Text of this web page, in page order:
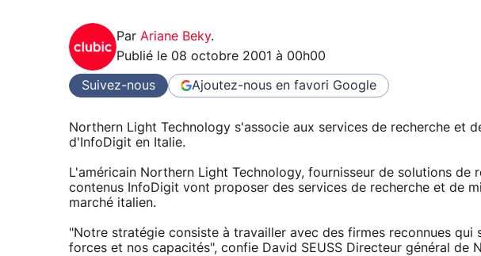
Par Ariane Beky.
Publié le 08 octobre 2001 à 00h00
Suivez-nous Ajoutez-nous en favori Google
Northern Light Technology s'associe aux services de recherche et
d'InfoDigit en Italie.
L'américain Northern Light Technology, fournisseur de solutions de
contenus InfoDigit vont proposer des services de recherche et de
marché italien.
"Notre stratégie consiste à travailler avec des firmes reconnues qui
forces et nos capacités", confie David SEUSS Directeur général de